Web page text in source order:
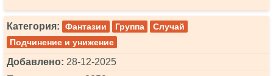
Категория: Фантазии Группа
Случай
Подчинение и унижение
Добавлено: 28-12-2025